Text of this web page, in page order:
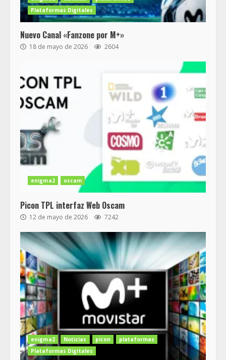
Plataformas Digitales
Nuevo Canal «Fanzone por M+»
18 de mayo de 2026 2604
enigma2 oscam
Picon TPL interfaz Web Oscam
12 de mayo de 2026 7242
enigma2 Noticias picon
plataformas
Plataformas Digitales